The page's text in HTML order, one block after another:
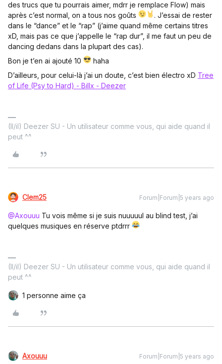
des trucs que tu pourrais aimer, mdrr je remplace Flow) mais
après c’est normal, on a tous nos goûts
. J’essai de rester
dans le “dance” et le “rap” (j’aime quand même certains titres
xD, mais pas ce que j’appelle le “rap dur”, il me faut un peu de
dancing dedans dans la plupart des cas).
Bon je t’en ai ajouté 10
haha
D’ailleurs, pour celui-là j’ai un doute, c’est bien électro xD Tree
of Life (Psy to Hard) - Billx - Deezer
(Il/il) Deezer SU - Un utilisateur comme vous, qui aide quand il
peut ^^
Clem25 Forum|Forum|5 years ago
@Axouuu Tu vois même si je suis nuuuuul au blind test, j’ai
quelques musiques en réserve ptdrrr
(Il/il) Deezer SU - Un utilisateur comme vous, qui aide quand il
peut ^^
1 personne aime ça
Axouuu Forum|Forum|5 years ago